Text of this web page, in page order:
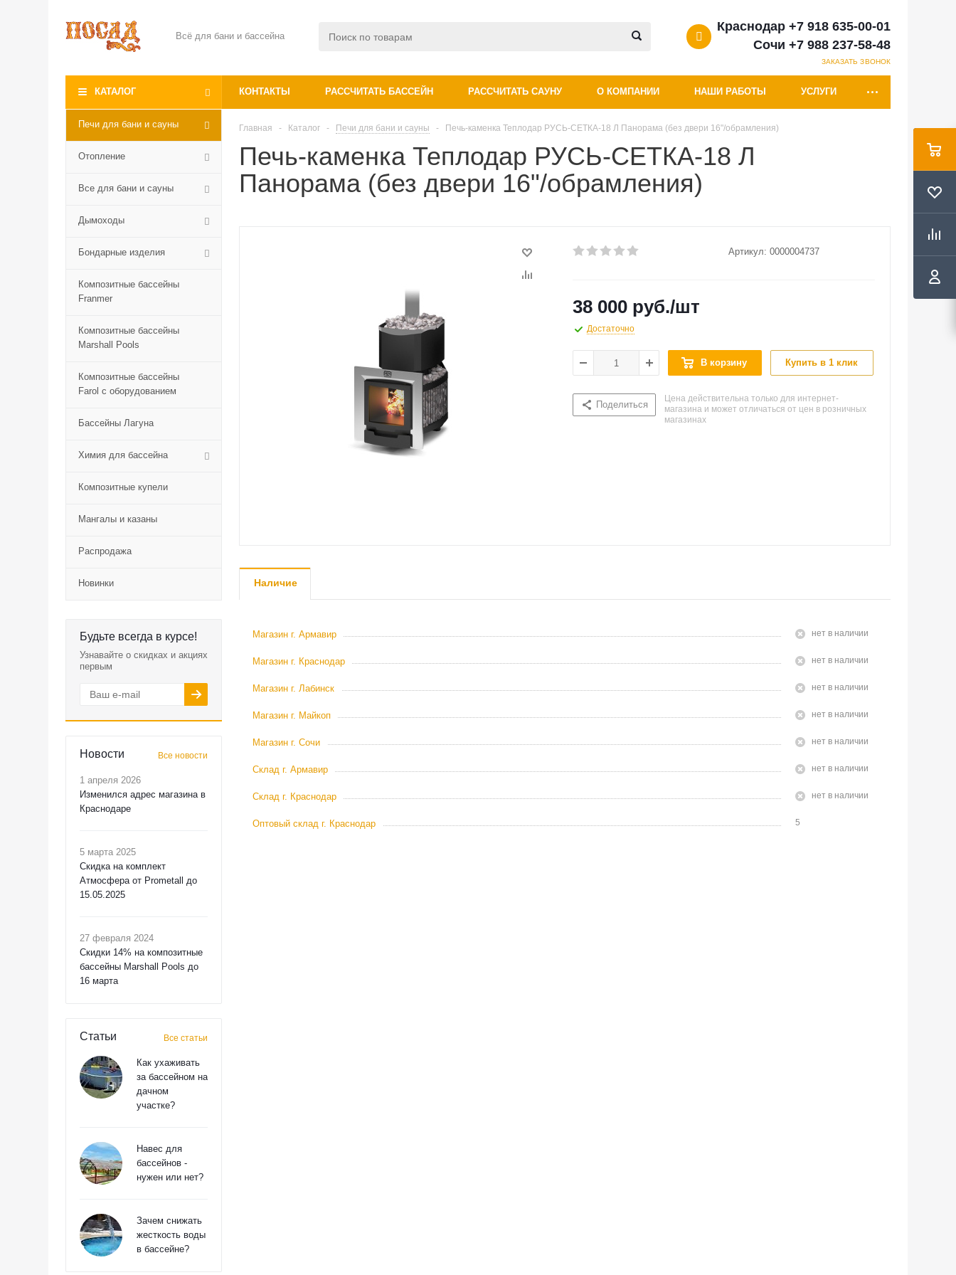
Всё для бани и бассейна
Краснодар +7 918 635-00-01
Сочи +7 988 237-58-48
ЗАКАЗАТЬ ЗВОНОК
КАТАЛОГ КОНТАКТЫ РАССЧИТАТЬ БАССЕЙН РАССЧИТАТЬ САУНУ О КОМПАНИИ НАШИ РАБОТЫ УСЛУГИ
Печи для бани и сауны
Отопление
Все для бани и сауны
Дымоходы
Бондарные изделия
Композитные бассейны
Franmer
Композитные бассейны
Marshall Pools
Композитные бассейны
Farol с оборудованием
Бассейны Лагуна
Химия для бассейна
Композитные купели
Мангалы и казаны
Распродажа
Новинки
Будьте всегда в курсе!
Узнавайте о скидках и акциях
первым
Новости Все новости
1 апреля 2026
Изменился адрес магазина в
Краснодаре
5 марта 2025
Скидка на комплект
Атмосфера от Prometall до
15.05.2025
27 февраля 2024
Скидки 14% на композитные
бассейны Marshall Pools до
16 марта
Статьи Все статьи
Как ухаживать
за бассейном на
дачном
участке?
Навес для
бассейнов -
нужен или нет?
Зачем снижать
жесткость воды
в бассейне?
Главная - Каталог - Печи для бани и сауны - Печь-каменка Теплодар РУСЬ-СЕТКА-18 Л Панорама (без двери 16"/обрамления)
Печь-каменка Теплодар РУСЬ-СЕТКА-18 Л
Панорама (без двери 16"/обрамления)
Артикул: 0000004737
38 000 руб./шт
Достаточно
В корзину Купить в 1 клик
Поделиться
Цена действительна только для интернет-
магазина и может отличаться от цен в розничных
магазинах
Наличие
Магазин г. Армавир Нет в наличии
Магазин г. Краснодар Нет в наличии
Магазин г. Лабинск Нет в наличии
Магазин г. Майкоп Нет в наличии
Магазин г. Сочи Нет в наличии
Склад г. Армавир Нет в наличии
Склад г. Краснодар Нет в наличии
Оптовый склад г. Краснодар 5